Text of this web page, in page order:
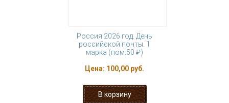
Россия 2026 год. День
российской почты. 1
марка (ном.50 ₽)
Цена: 100,00 руб.